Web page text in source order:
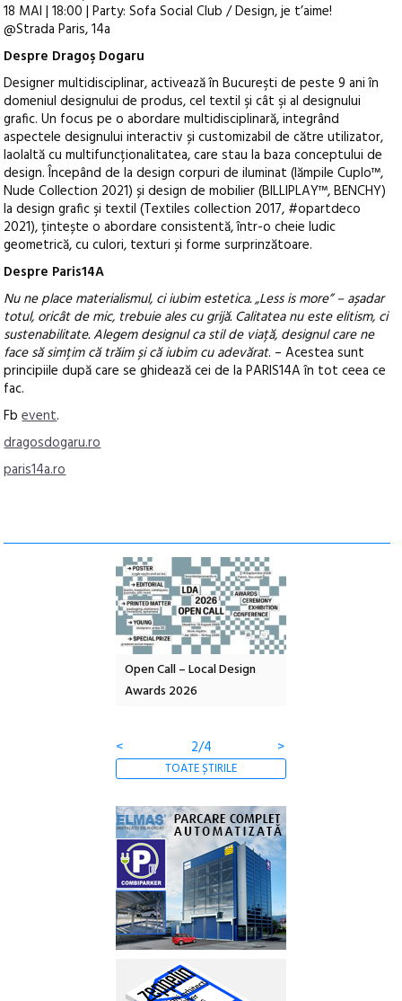
18 MAI | 18:00 | Party: Sofa Social Club / Design, je t’aime!
@Strada Paris, 14a
Despre Dragoş Dogaru
Designer multidisciplinar, activează în Bucureşti de peste 9 ani în
domeniul designului de produs, cel textil şi cât şi al designului
grafic. Un focus pe o abordare multidisciplinară, integrând
aspectele designului interactiv și customizabil de către utilizator,
laolaltă cu multifuncționalitatea, care stau la baza conceptului de
design. Începând de la design corpuri de iluminat (lămpile Cuplo™,
Nude Collection 2021) și design de mobilier (BILLIPLAY™, BENCHY)
la design grafic şi textil (Textiles collection 2017, #opartdeco
2021), țintește o abordare consistentă, într-o cheie ludic
geometrică, cu culori, texturi și forme surprinzătoare.
Despre Paris14A
Nu ne place materialismul, ci iubim estetica. „Less is more” – așadar
totul, oricât de mic, trebuie ales cu grijă. Calitatea nu este elitism, ci
sustenabilitate. Alegem designul ca stil de viață, designul care ne
face să simțim că trăim și că iubim cu adevărat. – Acestea sunt
principiile după care se ghidează cei de la PARIS14A în tot ceea ce
fac.
Fbevent.
dragosdogaru.ro
paris14a.ro
Open Call – Local Design
Awards 2026
<
2/4 >
TOATE ȘTIRILE